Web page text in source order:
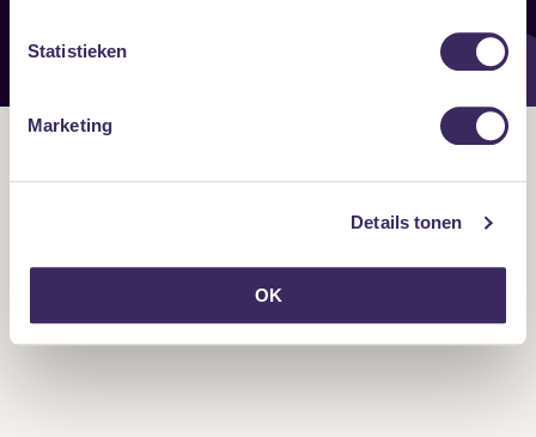
Statistieken
Marketing
Details tonen
OK